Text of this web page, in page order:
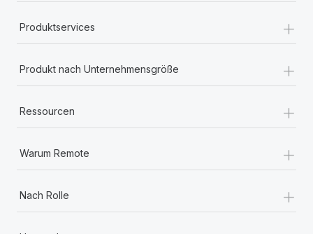
Produktservices +
Produkt nach Unternehmensgröße +
Ressourcen +
Warum Remote +
Nach Rolle +